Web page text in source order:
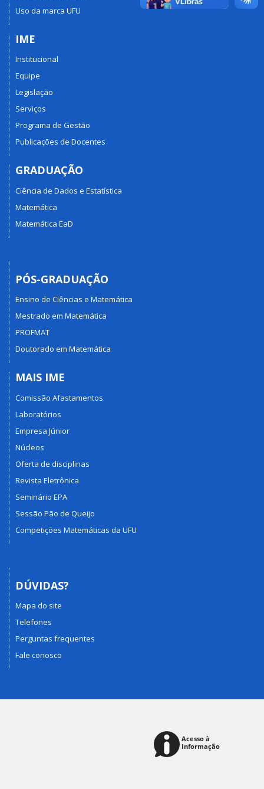
Uso da marca UFU
IME
Institucional
Equipe
Legislação
Serviços
Programa de Gestão
Publicações de Docentes
GRADUAÇÃO
Ciência de Dados e Estatística
Matemática
Matemática EaD
PÓS-GRADUAÇÃO
Ensino de Ciências e Matemática
Mestrado em Matemática
PROFMAT
Doutorado em Matemática
MAIS IME
Comissão Afastamentos
Laboratórios
Empresa Júnior
Núcleos
Oferta de disciplinas
Revista Eletrônica
Seminário EPA
Sessão Pão de Queijo
Competições Matemáticas da UFU
DÚVIDAS?
Mapa do site
Telefones
Perguntas frequentes
Fale conosco